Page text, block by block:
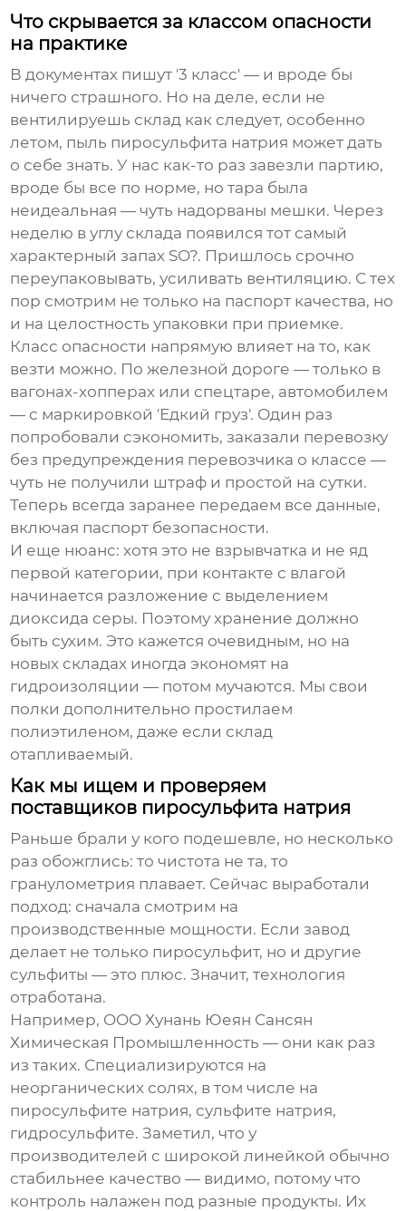
Что скрывается за классом опасности
на практике
В документах пишут '3 класс' — и вроде бы
ничего страшного. Но на деле, если не
вентилируешь склад как следует, особенно
летом, пыль пиросульфита натрия может дать
о себе знать. У нас как-то раз завезли партию,
вроде бы все по норме, но тара была
неидеальная — чуть надорваны мешки. Через
неделю в углу склада появился тот самый
характерный запах SO?. Пришлось срочно
переупаковывать, усиливать вентиляцию. С тех
пор смотрим не только на паспорт качества, но
и на целостность упаковки при приемке.
Класс опасности напрямую влияет на то, как
везти можно. По железной дороге — только в
вагонах-хопперах или спецтаре, автомобилем
— с маркировкой 'Едкий груз'. Один раз
попробовали сэкономить, заказали перевозку
без предупреждения перевозчика о классе —
чуть не получили штраф и простой на сутки.
Теперь всегда заранее передаем все данные,
включая паспорт безопасности.
И еще нюанс: хотя это не взрывчатка и не яд
первой категории, при контакте с влагой
начинается разложение с выделением
диоксида серы. Поэтому хранение должно
быть сухим. Это кажется очевидным, но на
новых складах иногда экономят на
гидроизоляции — потом мучаются. Мы свои
полки дополнительно простилаем
полиэтиленом, даже если склад
отапливаемый.
Как мы ищем и проверяем
поставщиков пиросульфита натрия
Раньше брали у кого подешевле, но несколько
раз обожглись: то чистота не та, то
гранулометрия плавает. Сейчас выработали
подход: сначала смотрим на
производственные мощности. Если завод
делает не только пиросульфит, но и другие
сульфиты — это плюс. Значит, технология
отработана.
Например, OOO Хунань Юеян Сансян
Химическая Промышленность — они как раз
из таких. Специализируются на
неорганических солях, в том числе на
пиросульфите натрия, сульфите натрия,
гидросульфите. Заметил, что у
производителей с широкой линейкой обычно
стабильнее качество — видимо, потому что
контроль налажен под разные продукты. Их